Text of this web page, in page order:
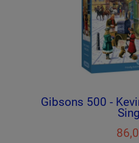
Gibsons 500 -